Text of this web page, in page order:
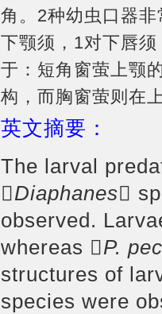
角。2种幼虫口器
下颚须，1对下唇
于：短角窗萤上颚
构，而胸窗萤则在
英文摘要：
The larval
Diaphanes
observed.
whereas P.
structures of
species were